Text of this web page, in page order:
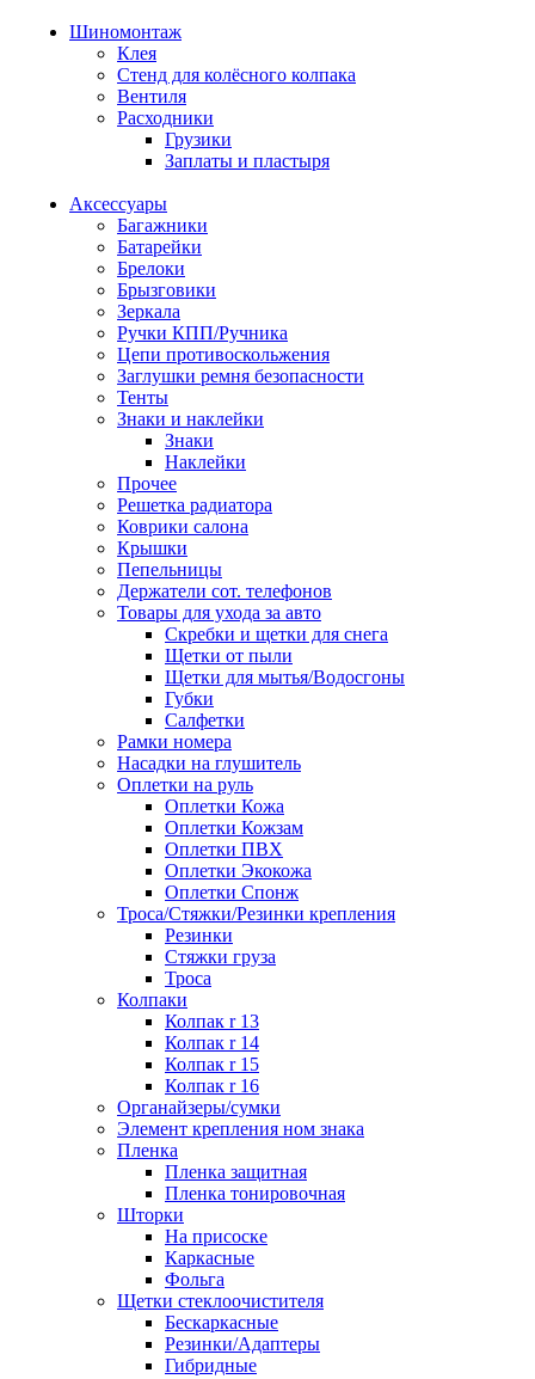
Шиномонтаж
Клея
Стенд для колёсного колпака
Вентиля
Расходники
Грузики
Заплаты и пластыря
Аксессуары
Багажники
Батарейки
Брелоки
Брызговики
Зеркала
Ручки КПП/Ручника
Цепи противоскольжения
Заглушки ремня безопасности
Тенты
Знаки и наклейки
Знаки
Наклейки
Прочее
Решетка радиатора
Коврики салона
Крышки
Пепельницы
Держатели сот. телефонов
Товары для ухода за авто
Скребки и щетки для снега
Щетки от пыли
Щетки для мытья/Водосгоны
Губки
Салфетки
Рамки номера
Насадки на глушитель
Оплетки на руль
Оплетки Кожа
Оплетки Кожзам
Оплетки ПВХ
Оплетки Экокожа
Оплетки Спонж
Троса/Стяжки/Резинки крепления
Резинки
Стяжки груза
Троса
Колпаки
Колпак r 13
Колпак r 14
Колпак r 15
Колпак r 16
Органайзеры/сумки
Элемент крепления ном знака
Пленка
Пленка защитная
Пленка тонировочная
Шторки
На присоске
Каркасные
Фольга
Щетки стеклоочистителя
Бескаркасные
Резинки/Адаптеры
Гибридные